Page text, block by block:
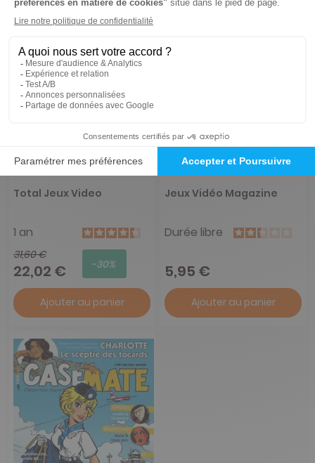
Total Jeux Video
1 an
31,60 €
22,02 € -30%
Ajouter au panier
Jeux Vidéo Magazine
Durée libre
5,95 €
Ajouter au panier